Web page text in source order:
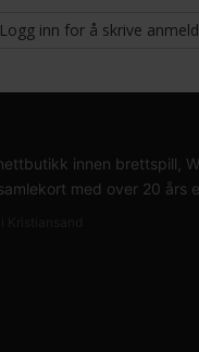
Logg inn for å skrive
innen brettspill,
med over 20 års